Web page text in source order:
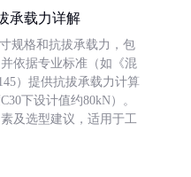
承载力详解
规格和抗拔承载力，包
依据专业标准（如《混
）提供抗拔承载力计算
下设计值约80kN）。
及选型建议，适用于工